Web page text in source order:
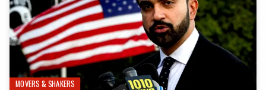
MOVERS & SHAKERS